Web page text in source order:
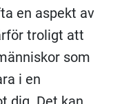
en aspekt av
troligt att
som
i en